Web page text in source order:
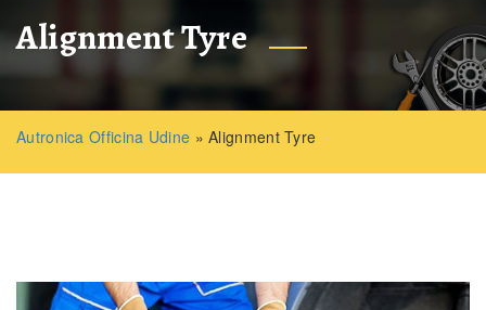
Alignment Tyre
Autronica Officina Udine »Alignment Tyre